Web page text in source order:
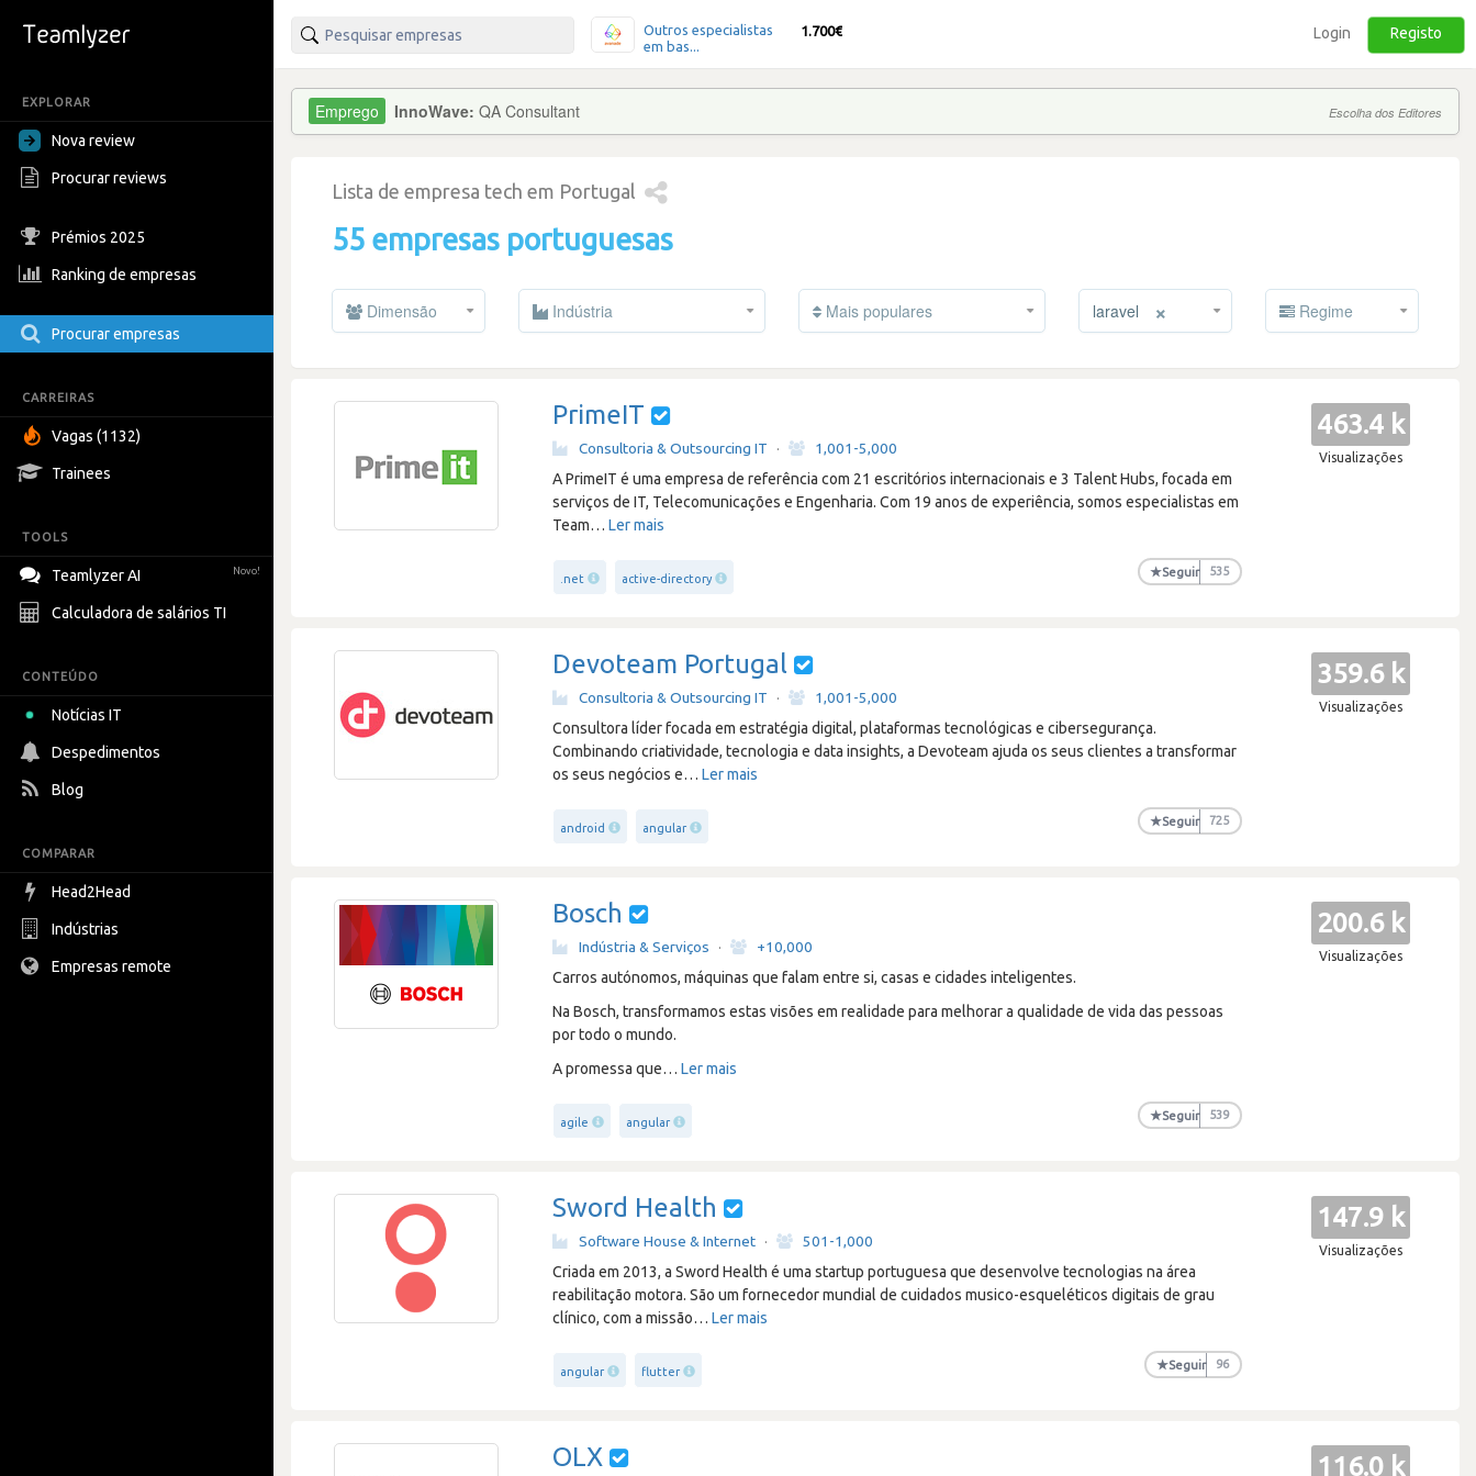
EXPLORAR
Nova review
Procurar reviews
Prémios 2025
Ranking de empresas
Procurar empresas
CARREIRAS
Vagas (1132)
Trainees
TOOLS
Teamlyzer AI Novo!
Calculadora de salários TI
CONTEÚDO
Notícias IT
Despedimentos
Blog
COMPARAR
Head2Head
Indústrias
Empresas remote
Outros especialistas
em bas...
1.700€ Login Registo
InnoWave: QA Consultant Escolha dos Editores
Lista de empresa tech em Portugal
55 empresas portuguesas
Dimensão Indústria Mais populares ×
laravel Regime
PrimeIT
Consultoria & Outsourcing IT ·
1,001-5,000
A PrimeIT é uma empresa de referência com 21 escritórios internacionais e 3 Talent Hubs, focada em
serviços de IT, Telecomunicações e Engenharia. Com 19 anos de experiência, somos especialistas em
Team…Ler mais
.net active-directory
★Seguir 535
463.4 k
Visualizações
Devoteam Portugal
Consultoria & Outsourcing IT ·
1,001-5,000
Consultora líder focada em estratégia digital, plataformas tecnológicas e cibersegurança.
Combinando criatividade, tecnologia e data insights, a Devoteam ajuda os seus clientes a transformar
os seus negócios e…Ler mais
android angular
★Seguir 725
359.6 k
Visualizações
Bosch
Indústria & Serviços ·
+10,000
Carros autónomos, máquinas que falam entre si, casas e cidades inteligentes.
Na Bosch, transformamos estas visões em realidade para melhorar a qualidade de vida das pessoas
por todo o mundo.
A promessa que…Ler mais
agile angular
★Seguir 539
200.6 k
Visualizações
Sword Health
Software House & Internet ·
501-1,000
Criada em 2013, a Sword Health é uma startup portuguesa que desenvolve tecnologias na área
reabilitação motora. São um fornecedor mundial de cuidados musico-esqueléticos digitais de grau
clínico, com a missão…Ler mais
angular flutter
★Seguir 96
147.9 k
Visualizações
OLX 116.0 k